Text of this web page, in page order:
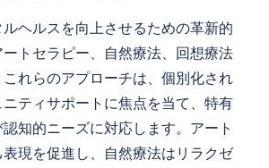
ヘルスを向上させるための革新的
トセラピー、自然療法、回想療法
れらのアプローチは、個別化され
ティサポートに焦点を当て、特有
知的ニーズに対応します。アート
現を促進し、自然療法はリラクゼ